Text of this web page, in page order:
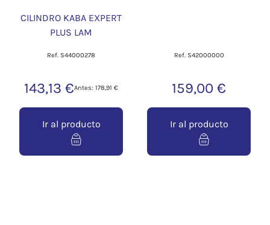
CILINDRO KABA EXPERT
PLUS LAM
Ref. S44000278
143,13 €Antes: 178,91 €
Ir al producto
Ref. S42000000
159,00 €
Ir al producto